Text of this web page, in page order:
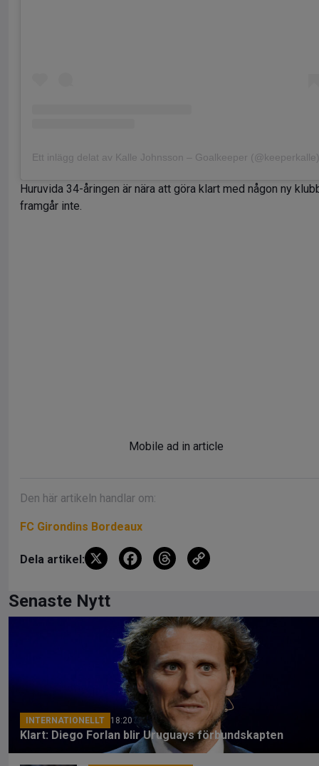
Ett inlägg delat av Kalle Johnsson – Goalkeeper (@keeperkalle)
Huruvida 34-åringen är nära att göra klart med någon ny
framgår inte.
Mobile ad in article
Den här artikeln handlar om:
FC Girondins Bordeaux
Dela artikel: X
F
b
o
o
k
T
a
s
Li
k
Senaste Nytt
INTERNATIONELLT 18:20
Klart: Diego Forlan blir Uruguays förbundskapten